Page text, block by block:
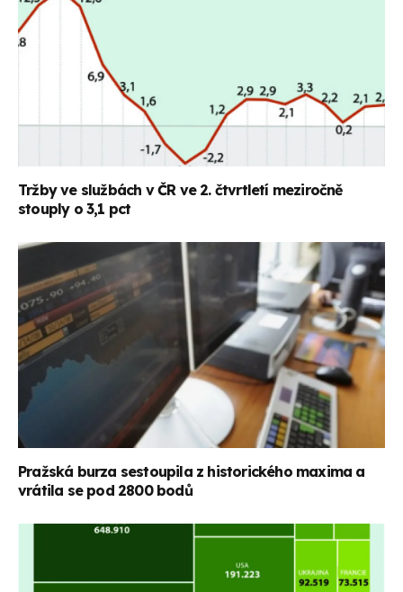
Tržby ve službách v ČR ve 2. čtvrtletí meziročně
stouply o 3,1 pct
Pražská burza sestoupila z historického maxima a
vrátila se pod 2800 bodů